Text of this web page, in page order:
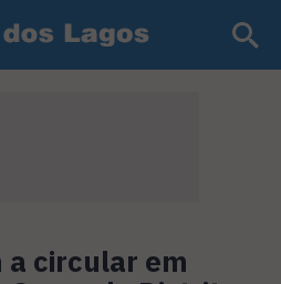
a circular em